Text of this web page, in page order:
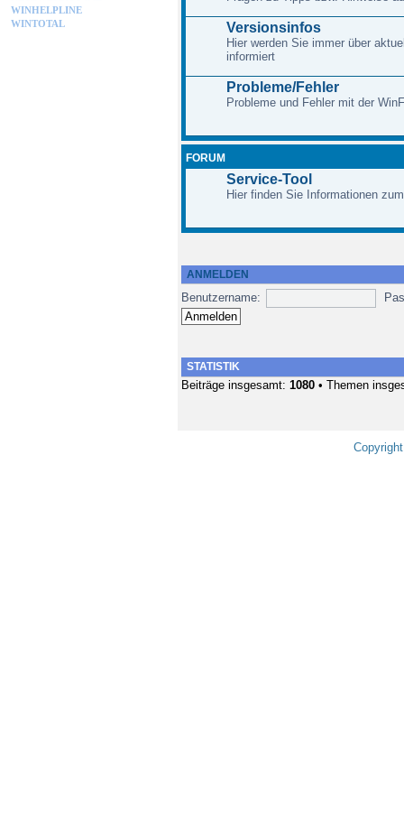
Versionsinfos
Hier werden Sie immer über
informiert
Probleme/Fehler
Probleme und Fehler mit der
FORUM
Service-Tool
Hier finden Sie Informationen
ANMELDEN
Benutzername:
STATISTIK
Beiträge insgesamt: 1080• Themen
WINHELPLINE
WINTOTAL